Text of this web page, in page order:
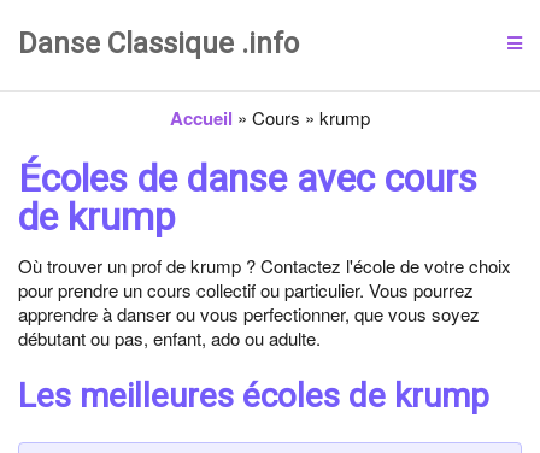
Danse Classique .info
Accueil » Cours » krump
Écoles de danse avec cours
de krump
Où trouver un prof de krump ? Contactez l'école de votre choix
pour prendre un cours collectif ou particulier. Vous pourrez
apprendre à danser ou vous perfectionner, que vous soyez
débutant ou pas, enfant, ado ou adulte.
Les meilleures écoles de krump